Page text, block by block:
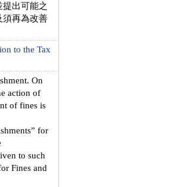
出可能之
須再為改善
to the Tax
On
action of
of fines is
for
to such
Fines and